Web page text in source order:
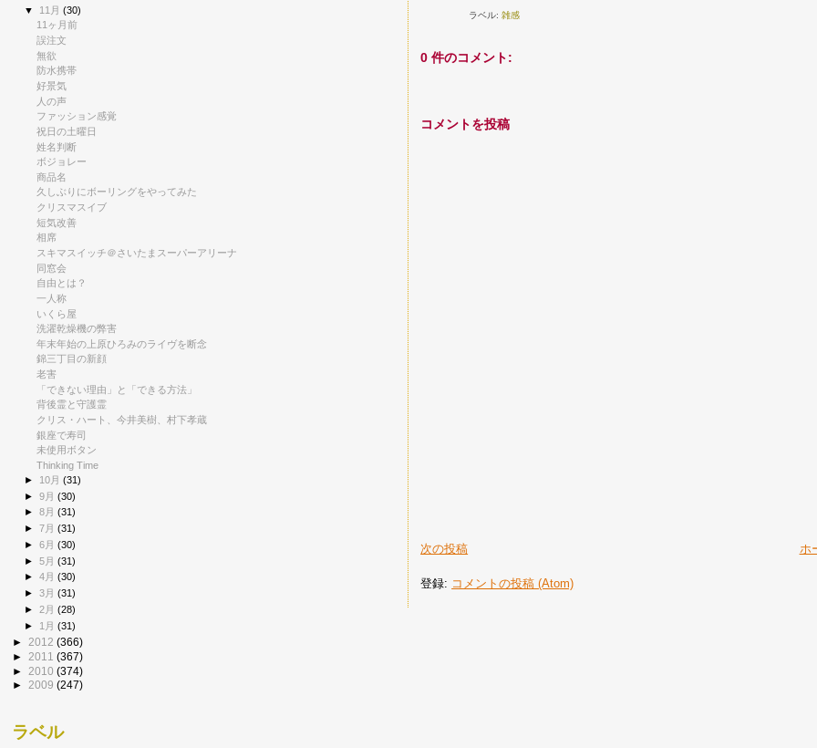
ラベル:雑感
0 件のコメント:
コメントを投稿
次の投稿 ホ
登録: コメントの投稿 (Atom)
▼ 11月(30)
11ヶ月前
誤注文
無欲
防水携帯
好景気
人の声
ファッション感覚
祝日の土曜日
姓名判断
ボジョレー
商品名
久しぶりにボーリングをやってみた
クリスマスイブ
短気改善
相席
スキマスイッチ＠さいたまスーパーアリーナ
同窓会
自由とは？
一人称
いくら屋
洗濯乾燥機の弊害
年末年始の上原ひろみのライヴを断念
錦三丁目の新顔
老害
「できない理由」と「できる方法」
背後霊と守護霊
クリス・ハート、今井美樹、村下孝蔵
銀座で寿司
未使用ボタン
Thinking Time
► 10月(31)
►9月(30)
►8月(31)
►7月(31)
►6月(30)
►5月(31)
►4月(30)
►3月(31)
►2月(28)
► 1月(31)
► 2012 (366)
► 2011 (367)
► 2010 (374)
► 2009 (247)
ラベル